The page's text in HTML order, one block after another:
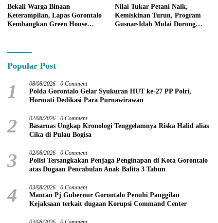
Bekali Warga Binaan
Keterampilan, Lapas Gorontalo
Kembangkan Green House
Nilai Tukar Petani Naik,
Kemiskinan Turun, Program
Gusnar-Idah Mulai Dorong
Popular Post
1 08/08/2026 0 Comment
Polda Gorontalo Gelar Syukuran HUT ke-27 PP Polri,
Hormati Dedikasi Para Purnawirawan
2 02/08/2026 0 Comment
Basarnas Ungkap Kronologi Tenggelamnya Riska Halid alias
Cika di Pulau Bogisa
3 02/08/2026 0 Comment
Polisi Tersangkakan Penjaga Penginapan di Kota Gorontalo
atas Dugaan Pencabulan Anak Balita 3 Tahun
4 03/08/2026 0 Comment
Mantan Pj Gubernur Gorontalo Penuhi Panggilan
Kejaksaan terkait dugaan Korupsi Command Center